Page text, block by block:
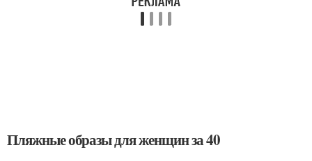
Пляжные образы для женщин за 40